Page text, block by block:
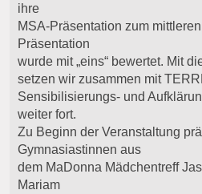
ihre
MSA-Präsentation zum
Präsentation
wurde mit „eins“ bewertet. Mit
setzen wir zusammen mit
Sensibilisierungs- und
weiter fort.
Zu Beginn der Veranstaltung
Gymnasiastinnen aus
dem MaDonna Mädchentreff
Mariam